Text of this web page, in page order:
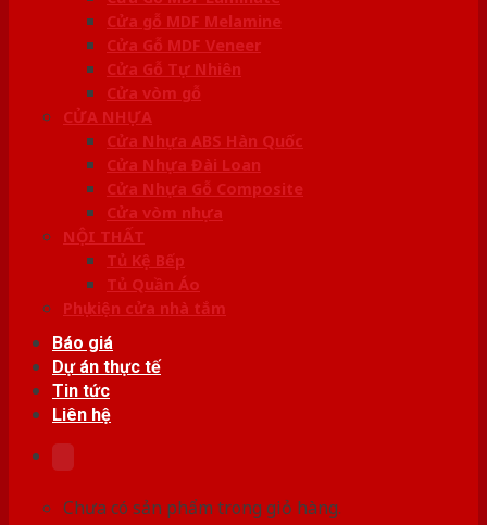
Cửa gỗ MDF Melamine
Cửa Gỗ MDF Veneer
Cửa Gỗ Tự Nhiên
Cửa vòm gỗ
CỬA NHỰA
Cửa Nhựa ABS Hàn Quốc
Cửa Nhựa Đài Loan
Cửa Nhựa Gỗ Composite
Cửa vòm nhựa
NỘI THẤT
Tủ Kệ Bếp
Tủ Quần Áo
Phụ kiện cửa nhà tắm
Báo giá
Dự án thực tế
Tin tức
Liên hệ
Chưa có sản phẩm trong giỏ hàng.